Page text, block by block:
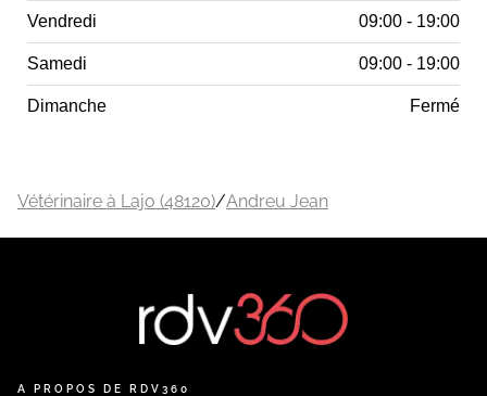
Vendredi 09:00 - 19:00
Samedi 09:00 - 19:00
Dimanche Fermé
Vétérinaire à Lajo (48120)/Andreu Jean
A PROPOS DE RDV360